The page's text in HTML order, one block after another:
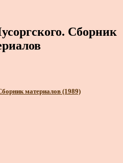
Сборник
материалов (1989)